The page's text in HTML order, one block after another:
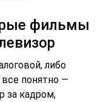
фильмы
либо
понятно —
за кадром,